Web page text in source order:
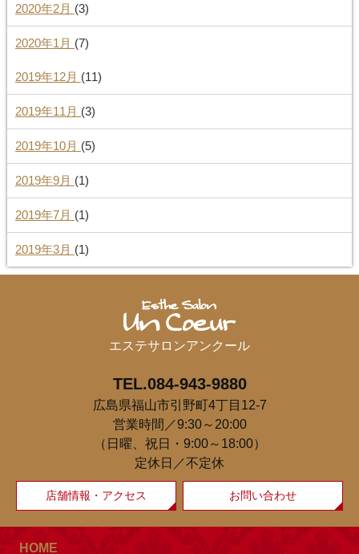
2020年2月 (3)
2020年1月 (7)
2019年12月 (11)
2019年11月 (3)
2019年10月 (5)
2019年9月 (1)
2019年7月 (1)
2019年3月 (1)
エステサロンアンクール
TEL.084-943-9880
広島県福山市引野町4丁目12-7
営業時間／9:30～20:00
（日曜、祝日・9:00～18:00）
定休日／不定休
店舗情報・アクセス お問い合わせ
HOME